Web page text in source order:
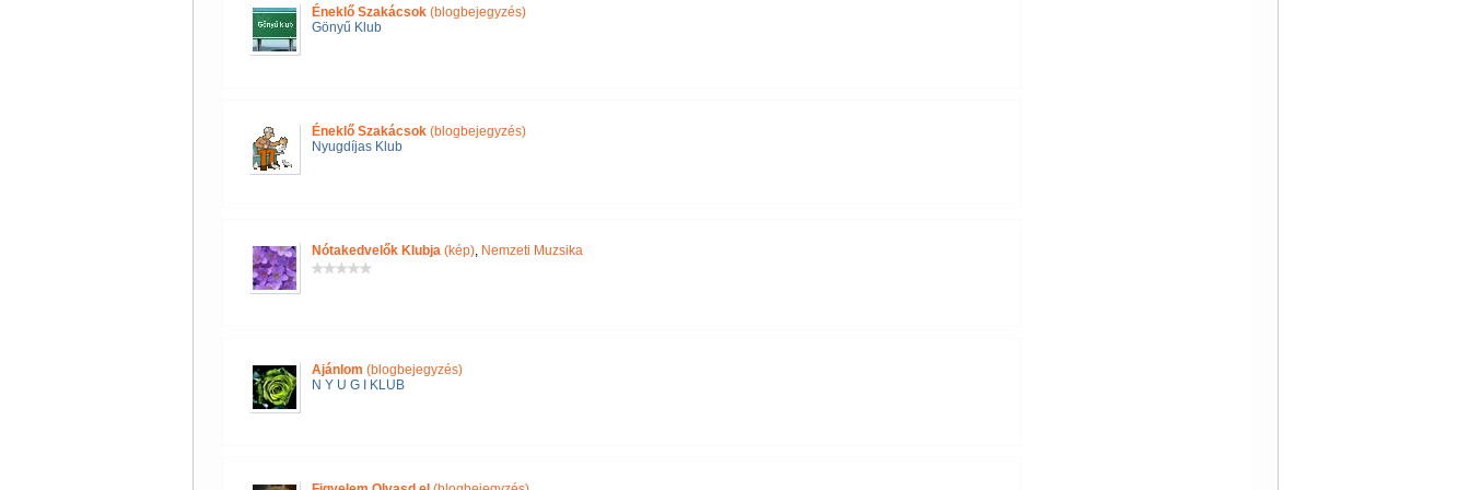
Éneklő Szakácsok(blogbejegyzés)
Gönyű Klub
Éneklő Szakácsok(blogbejegyzés)
Nyugdíjas Klub
Nótakedvelők Klubja(kép), Nemzeti Muzsika
Ajánlom (blogbejegyzés)
N Y U G I KLUB